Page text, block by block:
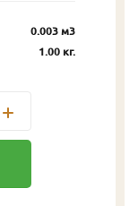
0.003 м3
1.00 кг.